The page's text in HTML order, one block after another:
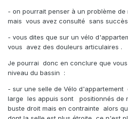
- on pourrait penser à un problème
mais vous avez consulté sans
- vous dites que sur un vélo
vous avez des douleurs articulaires .
Je pourrai donc en conclure que
niveau du bassin :
- sur une selle de Vélo d'appartement
large les appuis sont positionnés de
buste droit mais en contrainte alors